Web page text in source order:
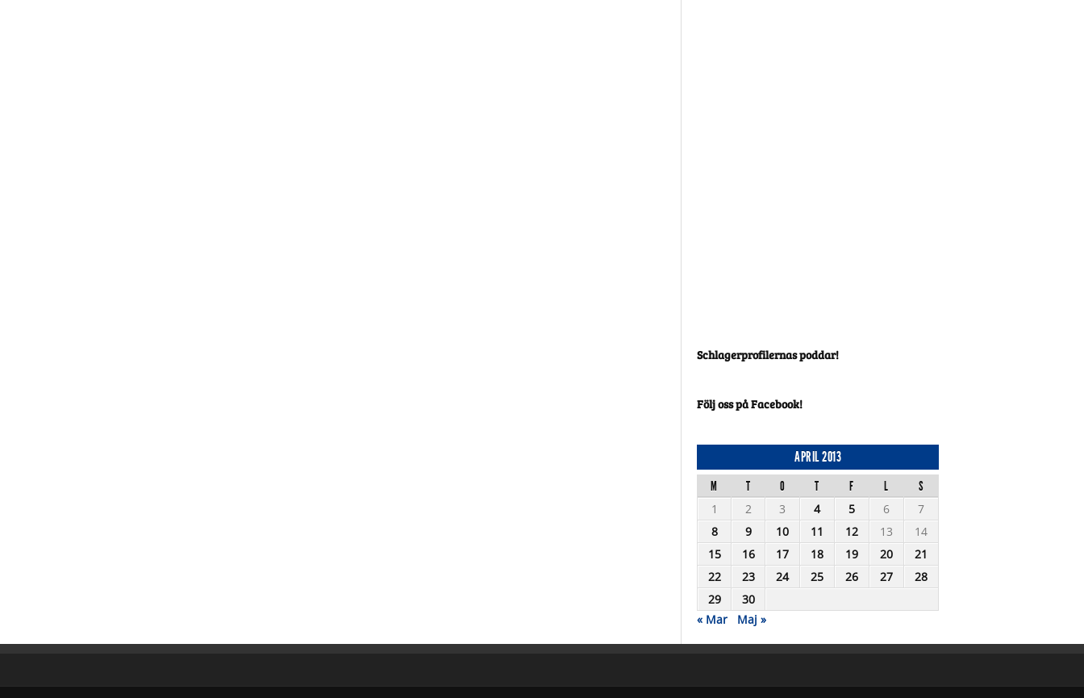
Schlagerprofilernas poddar!
Följ oss på Facebook!
APRIL 2013
M T O T F L
S
1
2 3 4 5 6
7
8
9 10 11 12 13
14
15
16 17 18 19 20
21
22
23 24 25 26 27
28
29
30
« Mar
Maj »